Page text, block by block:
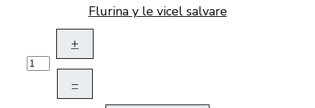
Flurina y le vicel salvare
+
–